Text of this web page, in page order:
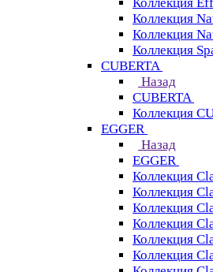
Коллекция
Коллекция
Коллекция
CUBERTA
Назад
CUBERTA
Коллекция
EGGER
Назад
EGGER
Коллекция
Коллекция
Коллекция
Коллекция
Коллекция
Коллекция